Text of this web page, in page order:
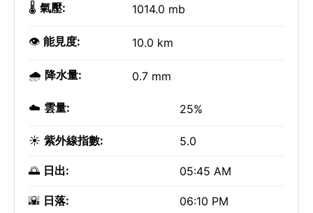
🌡️ 氣壓: 1014.0 mb
👁️ 能見度: 10.0 km
🌧️ 降水量: 0.7 mm
☁️ 雲量: 25%
☀️ 紫外線指數: 5.0
🌅 日出: 05:45 AM
🌇 日落: 06:10 PM